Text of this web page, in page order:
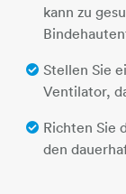
kann zu
Stellen Sie
Ventilator,
Richten Sie
den